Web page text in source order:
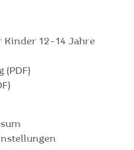
Kinder 12-14 Jahre
(PDF)